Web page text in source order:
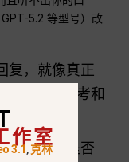
5.2 等型号）改
复，就像真正
人的速度思考和
以听出你是否
作室
3.1,克林